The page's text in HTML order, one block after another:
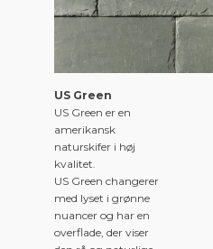
US Green
US Green er en
amerikansk
naturskifer i høj
kvalitet.
US Green changerer
med lyset i grønne
nuancer og har en
overflade, der viser